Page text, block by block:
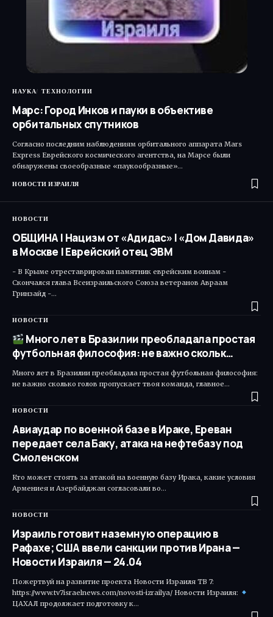
НАУКА ТЕХНОЛОГИИ
Марс: Город Инков и пауки в объективе
орбитальных спутников
Согласно последним наблюдениям орбитального аппарата Mars
Express Еврейского космического агентства, на Марсе были
обнаружены своеобразные «паукообразные»…
НОВОСТИ ИЗРАИЛЯ
НОВОСТИ
ОБЩИНА | Нацизм от «Адидас» | «Дом Давида»
в Москве | Еврейский отец ЭВМ
- В Крыме отреставрирован памятник еврейским воинам -
Скончался глава Всеизраильского Союза ветеранов Авраам
Гринзайд -…
НОВОСТИ
Много лет в Бразилии преобладала простая
футбольная философия: не важно скольк…
Много лет в Бразилии преобладала простая футбольная философия:
не важно сколько голов пропускает твоя команда, главное…
НОВОСТИ
Авиаудар по военной базе в Ираке, Ереван
передает села Баку, атака на нефтебазу под
Смоленском
Кто может стоять за атакой на военную базу Ирака, какие условия
Армениея и Азербайджан согласовали во…
НОВОСТИ
Израиль готовит наземную операцию в
Рафахе; США ввели санкции против Ирана —
Новости Израиля — 24.04
Пожертвуй на развитие проекта Новости Израиля ТВ 7:
https://www.tv7israelnews.com/novosti-izrailya/ Новости Израиля:
ЦАХАЛ продолжает подготовку к…